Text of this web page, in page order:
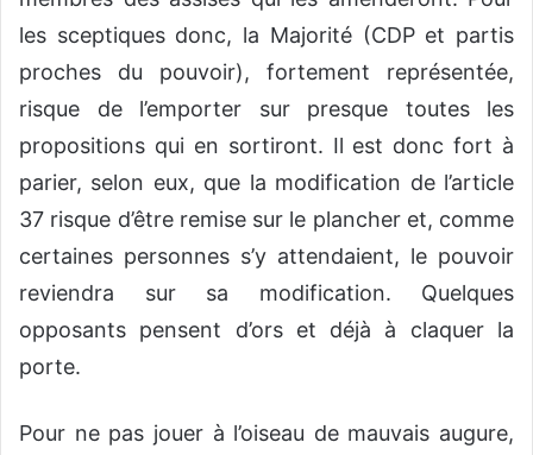
les sceptiques donc, la Majorité (CDP et partis
proches du pouvoir), fortement représentée,
risque de l’emporter sur presque toutes les
propositions qui en sortiront. Il est donc fort à
parier, selon eux, que la modification de l’article
37 risque d’être remise sur le plancher et, comme
certaines personnes s’y attendaient, le pouvoir
reviendra sur sa modification. Quelques
opposants pensent d’ors et déjà à claquer la
porte.
Pour ne pas jouer à l’oiseau de mauvais augure,